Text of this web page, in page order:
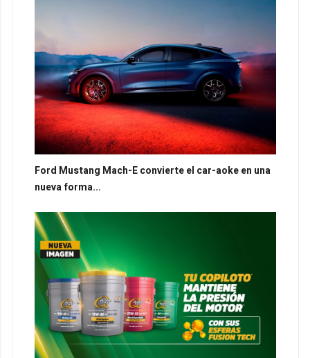
Ford Mustang Mach-E convierte el car-aoke en una
nueva forma...